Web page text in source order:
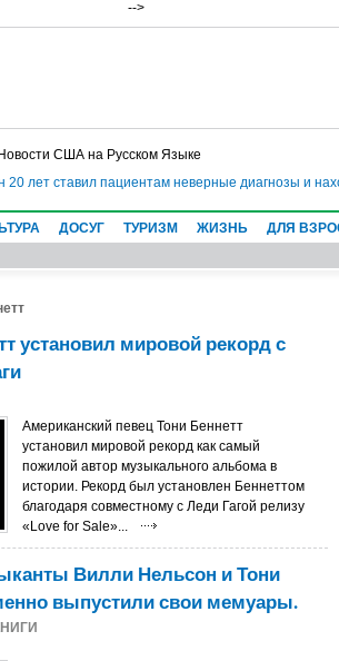
-->
США на Русском Языке
лет ставил пациентам неверные диагнозы и
ДОСУГ ТУРИЗМ ЖИЗНЬ ДЛЯ
установил мировой рекорд с
Aмериканский певец Тони Беннетт
установил мировой рекорд как самый
пожилой автор музыкального альбома в
истории. Рекорд был установлен Беннеттом
благодаря совместному с Леди Гагой релизу
«Love for Sale»...
Вилли Нельсон и Тони
выпустили свои мемуары.